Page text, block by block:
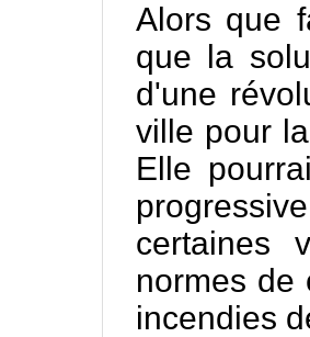
Alors que
que la
d'une
ville pour
Elle
certaines
normes de
incendies